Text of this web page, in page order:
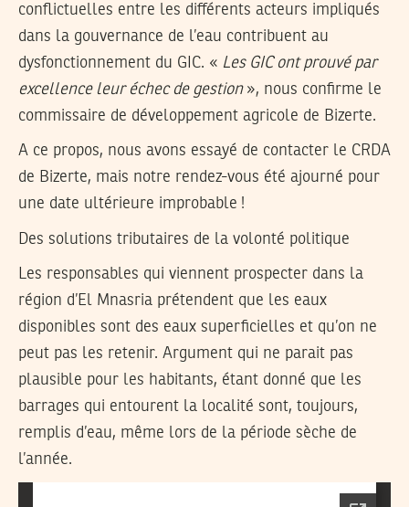
conflictuelles entre les différents acteurs impliqués
dans la gouvernance de l’eau contribuent au
dysfonctionnement du GIC. « Les GIC ont prouvé par
excellence leur échec de gestion», nous confirme le
commissaire de développement agricole de Bizerte.
A ce propos, nous avons essayé de contacter le CRDA
de Bizerte, mais notre rendez-vous été ajourné pour
une date ultérieure improbable !
Des solutions tributaires de la volonté politique
Les responsables qui viennent prospecter dans la
région d’El Mnasria prétendent que les eaux
disponibles sont des eaux superficielles et qu’on ne
peut pas les retenir. Argument qui ne parait pas
plausible pour les habitants, étant donné que les
barrages qui entourent la localité sont, toujours,
remplis d’eau, même lors de la période sèche de
l’année.